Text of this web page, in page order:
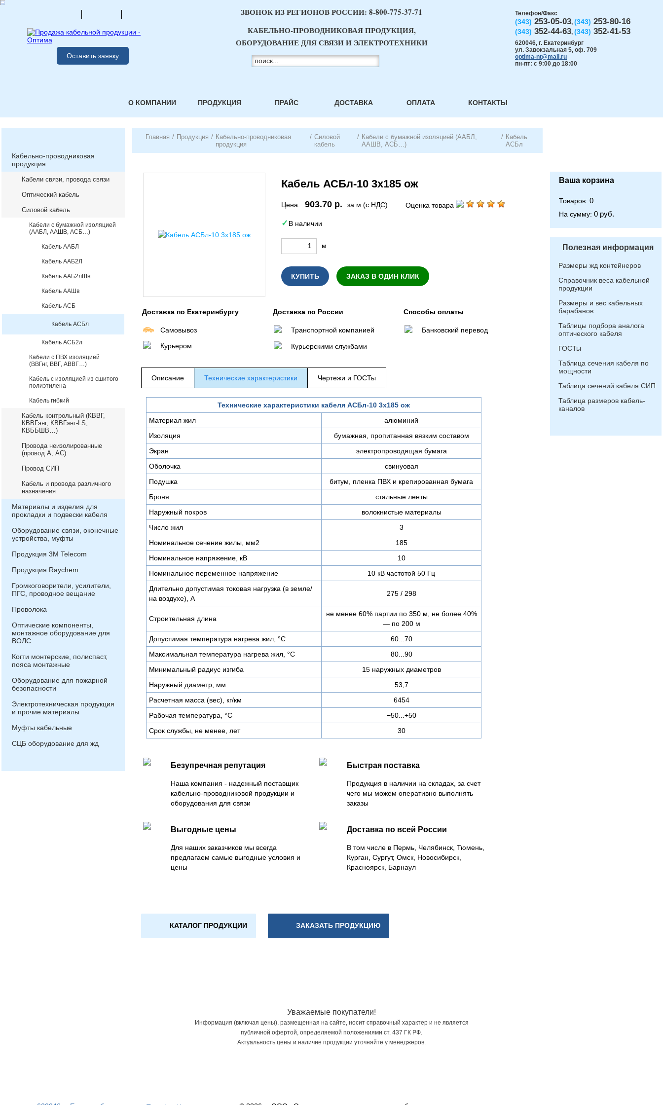
Оставить заявку
Телефон/Факс
(343) 253-05-03, (343) 253-80-16
(343) 352-44-63, (343) 352-41-53
620046, г. Екатеринбург
ул. Завокзальная 5, оф. 709
optima-nt@mail.ru
пн-пт: с 9:00 до 18:00
ЗВОНОК ИЗ РЕГИОНОВ РОССИИ: 8-800-775-37-71
КАБЕЛЬНО-ПРОВОДНИКОВАЯ ПРОДУКЦИЯ,
ОБОРУДОВАНИЕ ДЛЯ СВЯЗИ И ЭЛЕКТРОТЕХНИКИ
О КОМПАНИИ ПРОДУКЦИЯ ПРАЙС ДОСТАВКА ОПЛАТА КОНТАКТЫ
Кабельно-проводниковая
продукция
Кабели связи, провода связи
Оптический кабель
Силовой кабель
Кабели с бумажной изоляцией
(ААБЛ, ААШВ, АСБ…)
Кабель ААБЛ
Кабель ААБ2Л
Кабель ААБ2лШв
Кабель ААШв
Кабель АСБ
Кабель АСБл
Кабель АСБ2л
Кабели с ПВХ изоляцией
(ВВГнг, ВВГ, АВВГ…)
Кабель с изоляцией из сшитого
полиэтилена
Кабель гибкий
Кабель контрольный (КВВГ,
КВВГэнг, КВВГэнг-LS,
КВББШВ…)
Провода неизолированные
(провод А, АС)
Провод СИП
Кабель и провода различного
назначения
Материалы и изделия для
прокладки и подвески кабеля
Оборудование связи, оконечные
устройства, муфты
Продукция 3М Telecom
Продукция Raychem
Громкоговорители, усилители,
ПГС, проводное вещание
Проволока
Оптические компоненты,
монтажное оборудование для
ВОЛС
Когти монтерские, полиспаст,
пояса монтажные
Оборудование для пожарной
безопасности
Электротехническая продукция
и прочие материалы
Муфты кабельные
СЦБ оборудование для жд
Главная / Продукция / Кабельно-проводниковая
продукция
/ Силовой
кабель
/ Кабели с бумажной изоляцией (ААБЛ,
ААШВ, АСБ…)
/ Кабель
АСБл
Кабель АСБл-10 3х185 ож
Цена: 903.70 р. за м (с НДС) Оценка товара
В наличии
м
КУПИТЬ ЗАКАЗ В ОДИН КЛИК
Доставка по Екатеринбургу
Самовывоз
Курьером
Доставка по России
Транспортной компанией
Курьерскими службами
Способы оплаты
Банковский перевод
Описание Технические характеристики Чертежи и ГОСТы
Технические характеристики кабеля АСБл-10 3х185 ож
Материал жил
алюминий
Изоляция
бумажная, пропитанная вязким составом
Экран
электропроводящая бумага
Оболочка
свинуовая
Подушка
битум, пленка ПВХ и крепированная бумага
Броня
стальные ленты
Наружный покров
волокнистые материалы
Число жил
3
Номинальное сечение жилы, мм2
185
Номинальное напряжение, кВ
10
Номинальное переменное напряжение
10 кВ частотой 50 Гц
Длительно допустимая токовая нагрузка (в земле/
на воздухе), А
275 / 298
Строительная длина
не менее 60% партии по 350 м, не более 40%
— по 200 м
Допустимая температура нагрева жил, °C
60...70
Максимальная температура нагрева жил, °C
80...90
Минимальный радиус изгиба
15 наружных диаметров
Наружный диаметр, мм
53,7
Расчетная масса (вес), кг/км
6454
Рабочая температура, °C
−50...+50
Срок службы, не менее, лет
30
Безупречная репутация
Наша компания - надежный поставщик
кабельно-проводниковой продукции и
оборудования для связи
Быстрая поставка
Продукция в наличии на складах, за счет
чего мы можем оперативно выполнять
заказы
Выгодные цены
Для наших заказчиков мы всегда
предлагаем самые выгодные условия и
цены
Доставка по всей России
В том числе в Пермь, Челябинск, Тюмень,
Курган, Сургут, Омск, Новосибирск,
Красноярск, Барнаул
КАТАЛОГ ПРОДУКЦИИ ЗАКАЗАТЬ ПРОДУКЦИЮ
Ваша корзина
Товаров: 0
На сумму: 0 руб.
Полезная информация
Размеры жд контейнеров
Справочник веса кабельной
продукции
Размеры и вес кабельных
барабанов
Таблицы подбора аналога
оптического кабеля
ГОСТы
Таблица сечения кабеля по
мощности
Таблица сечений кабеля СИП
Таблица размеров кабель-
каналов
Уважаемые покупатели!
Информация (включая цены), размещенная на сайте, носит справочный характер и не является
публичной офертой, определяемой положениями ст. 437 ГК РФ.
Актуальность цены и наличие продукции уточняйте у менеджеров.